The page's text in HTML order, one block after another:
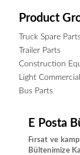
Product
Truck Spare
Trailer Parts
Construction
Light
Bus Parts
E Posta
Fırsat ve
Bültenimize